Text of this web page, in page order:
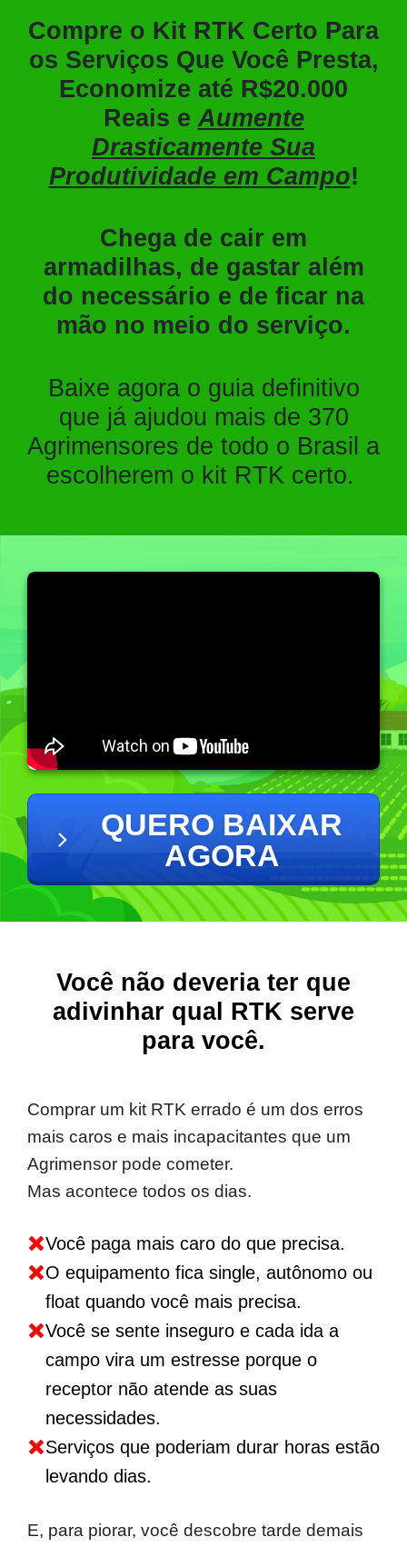
Compre o Kit RTK Certo Para
os Serviços Que Você Presta,
Economize até R$20.000
Reais eAumente
Drasticamente Sua
Produtividade em Campo!
Chega de cair em
armadilhas, de gastar além
do necessário e de ficar na
mão no meio do serviço.
Baixe agora o guia definitivo
que já ajudou mais de 370
Agrimensores de todo o Brasil a
escolherem o kit RTK certo.
QUERO BAIXAR
AGORA
Você não deveria ter que
adivinhar qual RTK serve
para você.
Comprar um kit RTK errado é um dos erros
mais caros e mais incapacitantes que um
Agrimensor pode cometer.
Mas acontece todos os dias.
Você paga mais caro do que precisa.
O equipamento fica single, autônomo ou
float quando você mais precisa.
Você se sente inseguro e cada ida a
campo vira um estresse porque o
receptor não atende as suas
necessidades.
Serviços que poderiam durar horas estão
levando dias.
E, para piorar, você descobre tarde demais